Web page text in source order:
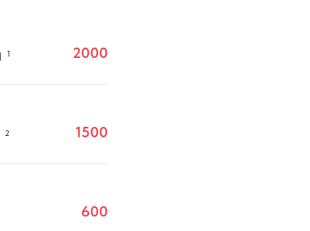
1 2000
2 1500
600